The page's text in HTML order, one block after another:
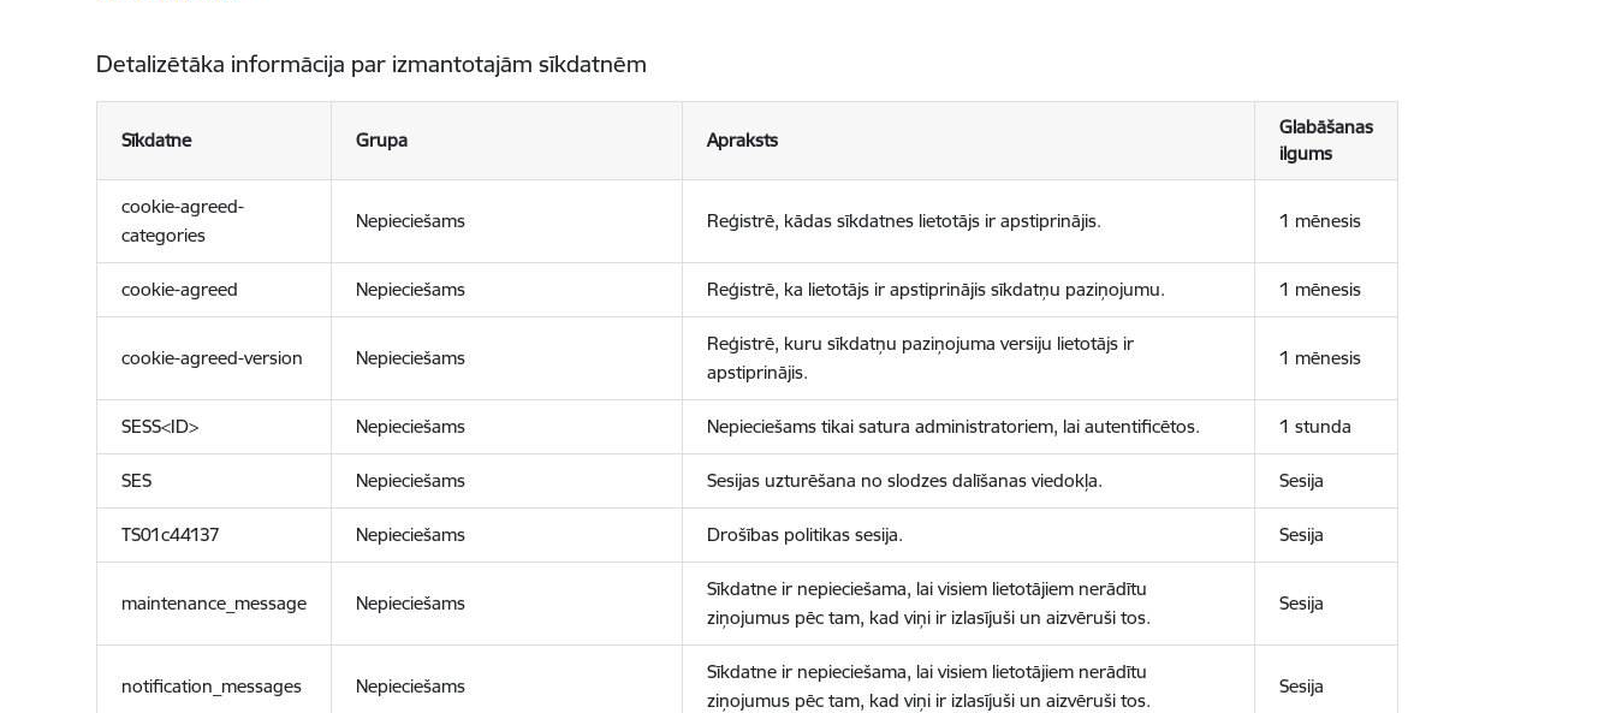
Detalizētāka informācija par izmantotajām sīkdatnēm
Sīkdatne Grupa Apraksts
Glabāšanas
ilgums
cookie-agreed-
categories
Nepieciešams Reģistrē, kādas sīkdatnes lietotājs ir apstiprinājis. 1 mēnesis
cookie-agreed Nepieciešams Reģistrē, ka lietotājs ir apstiprinājis sīkdatņu paziņojumu. 1 mēnesis
cookie-agreed-version Nepieciešams
Reģistrē, kuru sīkdatņu paziņojuma versiju lietotājs ir
apstiprinājis.
1 mēnesis
SESS<ID> Nepieciešams Nepieciešams tikai satura administratoriem, lai autentificētos. 1 stunda
SES Nepieciešams Sesijas uzturēšana no slodzes dalīšanas viedokļa. Sesija
TS01c44137 Nepieciešams Drošības politikas sesija. Sesija
maintenance_message Nepieciešams
Sīkdatne ir nepieciešama, lai visiem lietotājiem nerādītu
ziņojumus pēc tam, kad viņi ir izlasījuši un aizvēruši tos.
Sesija
notification_messages Nepieciešams
Sīkdatne ir nepieciešama, lai visiem lietotājiem nerādītu
ziņojumus pēc tam, kad viņi ir izlasījuši un aizvēruši tos.
Sesija